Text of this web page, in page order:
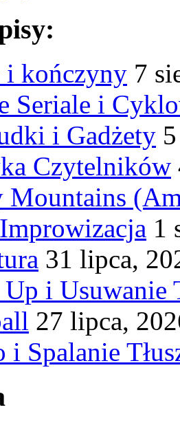
i kończyny 7
Seriale i
i Gadżety
Czytelników
Mountains
1
31 lipca,
i Usuwanie
27 lipca,
i Spalanie